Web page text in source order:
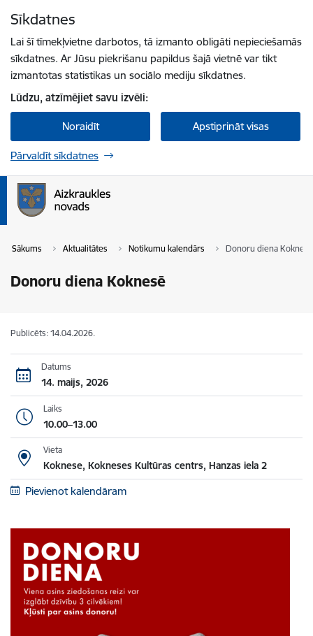
Sīkdatnes
Lai šī tīmekļvietne darbotos, tā izmanto obligāti nepieciešamās
sīkdatnes. Ar Jūsu piekrišanu papildus šajā vietnē var tikt
izmantotas statistikas un sociālo mediju sīkdatnes.
Lūdzu, atzīmējiet savu izvēli:
Noraidīt Apstiprināt visas
Pārvaldīt sīkdatnes
Sākums Aktualitātes Notikumu kalendārs Donoru diena Koknesē
Donoru diena Koknesē
Publicēts: 14.04.2026.
Datums
14. maijs, 2026
Laiks
10.00–13.00
Vieta
Koknese, Kokneses Kultūras centrs, Hanzas iela 2
Pievienot kalendāram